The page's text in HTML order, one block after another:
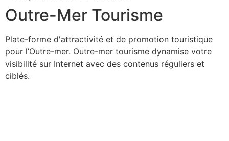
Outre-Mer Tourisme
Plate-forme d'attractivité et de promotion touristique
pour l’Outre-mer. Outre-mer tourisme dynamise votre
visibilité sur Internet avec des contenus réguliers et
ciblés.